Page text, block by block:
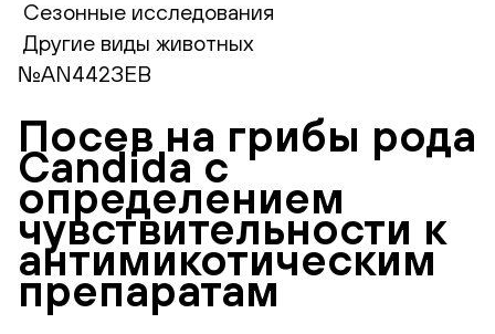
Сезонные исследования
Другие виды животных
№AN442ЗЕВ
Посев на грибы рода
Candida с
определением
чувствительности к
антимикотическим
препаратам